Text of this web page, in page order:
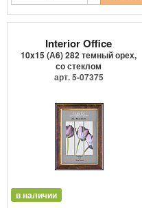
Interior Office
10x15 (А6) 282 темный орех,
со стеклом
арт. 5-07375
в наличии